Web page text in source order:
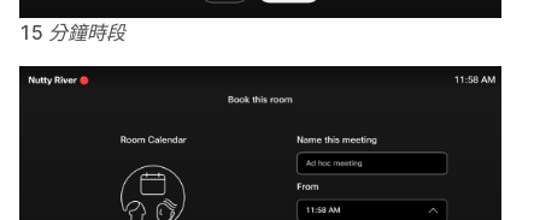
15 分鐘時段